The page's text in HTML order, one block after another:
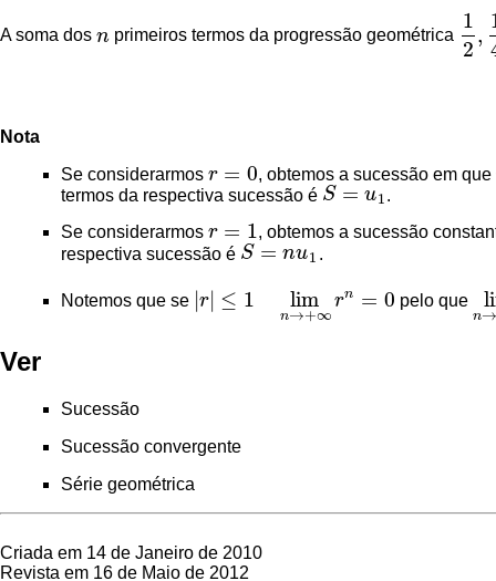
A soma dos n
n primeiros termos da progressão geométrica
1
2
,
1
12, 1
Nota
Se considerarmos r = 0
r= 0 , obtemos a sucessão em que
termos da respectiva sucessão é S = u1
S=u1
.
Se considerarmos r = 1
r= 1 , obtemos a sucessão
respectiva sucessão é S = nu1
S=nu 1
Notemos que se |r| ≤ 1 lim
n→+∞
rn = 0
r|≤ 1limn ∞rn= 0 pelo que
n→
lim
Ver
Sucessão
Sucessão convergente
Série geométrica
Criada em 14 de Janeiro de 2010
Revista em 16 de Maio de 2012